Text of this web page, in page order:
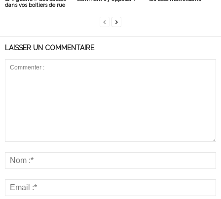
dans vos boîtiers de rue
LAISSER UN COMMENTAIRE